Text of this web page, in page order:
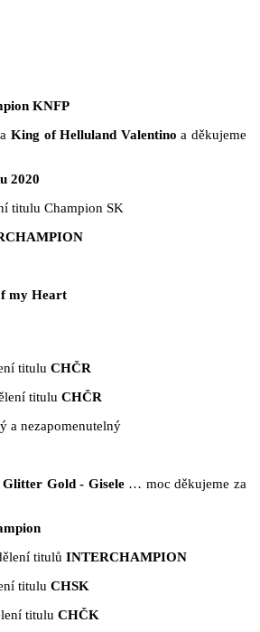
KNFP
King of Helluland Valentino a děkujeme
2020
titulu Champion SK
my Heart
titulu CHČR
titulu CHČR
a nezapomenutelný
Gold - Gisele… moc děkujeme za
titulů INTERCHAMPION
titulu CHSK
titulu CHČK